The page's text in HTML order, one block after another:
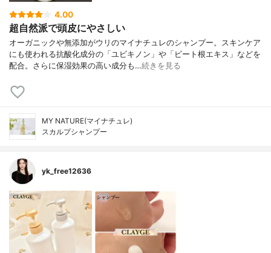
4.00
超自然派で頭皮にやさしい
オーガニックや無添加がウリのマイナチュレのシャンプー。スキンケア
にも使われる抗酸化成分の「ユビキノン」や「ビート根エキス」などを
配合。さらに保湿効果の高い成分も…続きを見る
MY NATURE(マイナチュレ)
スカルプシャンプー
yk_free12636